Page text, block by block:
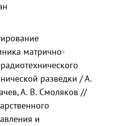
матрично-
разведки / А.
А. В. Смоляков //
и